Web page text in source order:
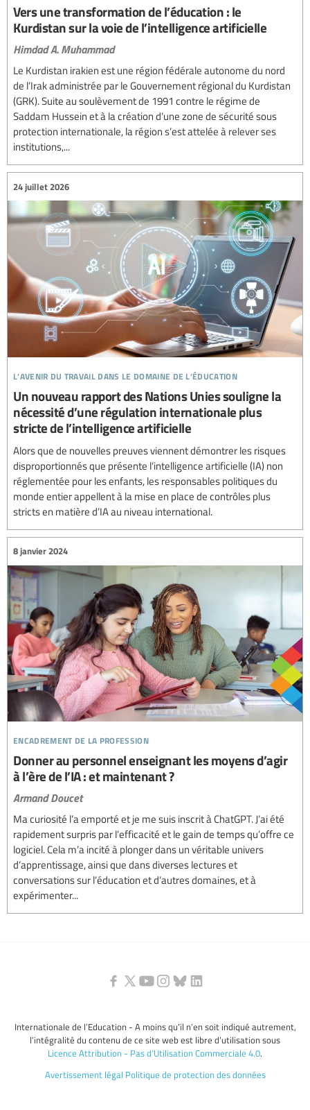
Vers une transformation de l’éducation : le
Kurdistan sur la voie de l’intelligence artificielle
Himdad A. Muhammad
Le Kurdistan irakien est une région fédérale autonome du nord
de l’Irak administrée par le Gouvernement régional du Kurdistan
(GRK). Suite au soulèvement de 1991 contre le régime de
Saddam Hussein et à la création d’une zone de sécurité sous
protection internationale, la région s’est attelée à relever ses
institutions,...
l’avenir du travail dans le domaine de l’éducation
24 juillet 2026
Un nouveau rapport des Nations Unies souligne la
nécessité d’une régulation internationale plus
stricte de l’intelligence artificielle
Alors que de nouvelles preuves viennent démontrer les risques
disproportionnés que présente l’intelligence artificielle (IA) non
réglementée pour les enfants, les responsables politiques du
monde entier appellent à la mise en place de contrôles plus
stricts en matière d’IA au niveau international.
encadrement de la profession
8 janvier 2024
Donner au personnel enseignant les moyens d’agir
à l’ère de l’IA : et maintenant ?
Armand Doucet
Ma curiosité l’a emporté et je me suis inscrit à ChatGPT. J’ai été
rapidement surpris par l’efficacité et le gain de temps qu’offre ce
logiciel. Cela m’a incité à plonger dans un véritable univers
d’apprentissage, ainsi que dans diverses lectures et
conversations sur l’éducation et d’autres domaines, et à
expérimenter...
Internationale de l’Education - A moins qu’il n’en soit indiqué autrement,
l’intégralité du contenu de ce site web est libre d’utilisation sous
Licence Attribution - Pas d’Utilisation Commerciale 4.0.
Avertissement légal Politique de protection des données